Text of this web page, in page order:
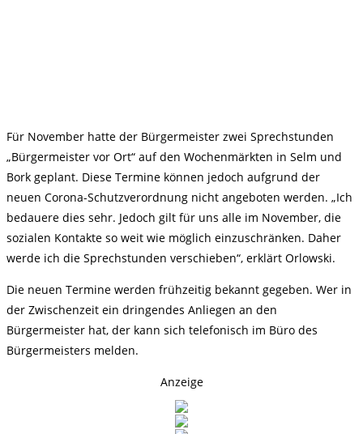
Für November hatte der Bürgermeister zwei Sprechstunden
„Bürgermeister vor Ort“ auf den Wochenmärkten in Selm und
Bork geplant. Diese Termine können jedoch aufgrund der
neuen Corona-Schutzverordnung nicht angeboten werden. „Ich
bedauere dies sehr. Jedoch gilt für uns alle im November, die
sozialen Kontakte so weit wie möglich einzuschränken. Daher
werde ich die Sprechstunden verschieben“, erklärt Orlowski.
Die neuen Termine werden frühzeitig bekannt gegeben. Wer in
der Zwischenzeit ein dringendes Anliegen an den
Bürgermeister hat, der kann sich telefonisch im Büro des
Bürgermeisters melden.
Anzeige